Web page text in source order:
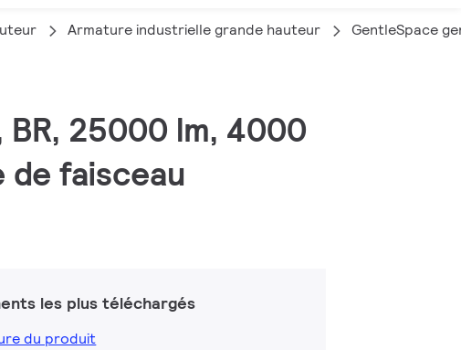
Armature industrielle grande hauteur GentleSpace
BR, 25000 lm, 4000
de faisceau
les plus téléchargés
du produit